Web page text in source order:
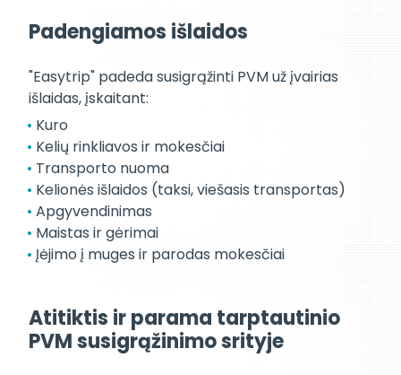
Padengiamos išlaidos
"Easytrip" padeda susigrąžinti PVM už įvairias
išlaidas, įskaitant:
Kuro
Kelių rinkliavos ir mokesčiai
Transporto nuoma
Kelionės išlaidos (taksi, viešasis transportas)
Apgyvendinimas
Maistas ir gėrimai
Įėjimo į muges ir parodas mokesčiai
Atitiktis ir parama tarptautinio
PVM susigrąžinimo srityje